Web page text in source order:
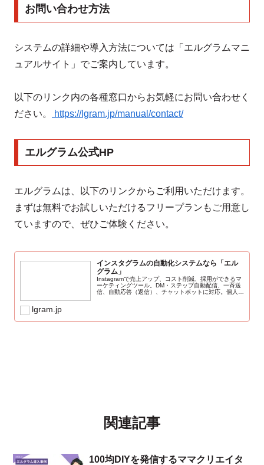
お問い合わせ方法
システムの詳細や導入方法については「エルグラムマニ
ュアルサイト」でご案内しています。
以下のリンク内の各種窓口からお気軽にお問い合わせく
ださい。
https://lgram.jp/manual/contact/
エルグラム公式HP
エルグラムは、以下のリンクからご利用いただけます。
まずは無料でお試しいただけるフリープランもご用意し
ていますので、ぜひご体験ください。
インスタグラムの自動化システムなら「エル
グラム」
Instagramで売上アップ、コスト削減、採用ができるマ
ーケティングツール。DM・ステップ自動配信、一斉送
信、自動応答（返信）、チャットボットに対応。個人、
lgram.jp
関連記事
100均DIYを発信するママクリエイタ